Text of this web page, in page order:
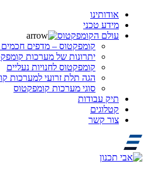
אודותינו
מידע טכני
עולם הקומפקטוס
קומפקטוס – מדפים חכמים
יתרונות של מערכות
קומפקטוס לחנויות נעליים
הגה תלת זרועי למערכות
סוגי מערכות קומפקטוס
תיק עבודות
קטלוגים
צור קשר